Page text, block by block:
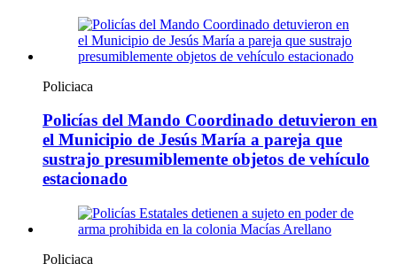
Policiaca
Policías del Mando Coordinado detuvieron en
el Municipio de Jesús María a pareja que
sustrajo presumiblemente objetos de vehículo
estacionado
Policiaca